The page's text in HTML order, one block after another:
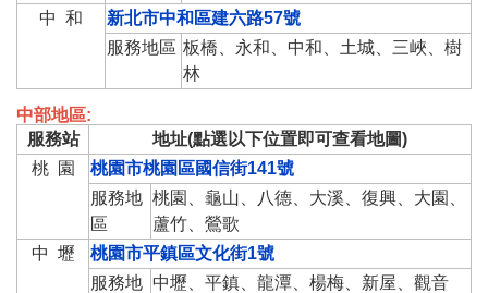
中 和
新北市中和區建六路57號
服務地區 板橋、永和、中和、土城、三峽、樹
林
中部地區:
服務站
地址(點選以下位置即可查看地圖)
桃 園
桃園市桃園區國信街141號
服務地
區
桃園、龜山、八德、大溪、復興、大園、
蘆竹、鶯歌
中 壢
桃園市平鎮區文化街1號
服務地 中壢、平鎮、龍潭、楊梅、新屋、觀音